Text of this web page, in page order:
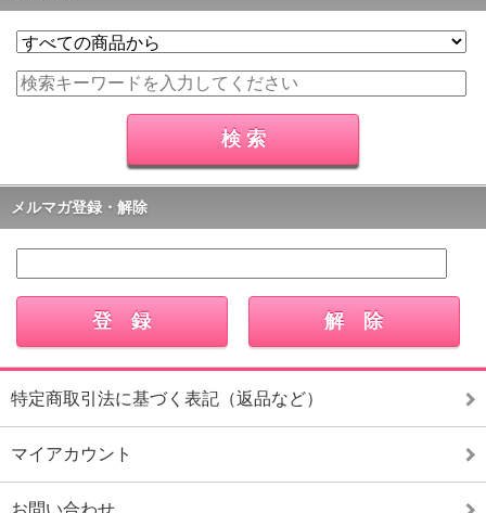
メルマガ登録・解除
特定商取引法に基づく表記（返品など）
マイアカウント